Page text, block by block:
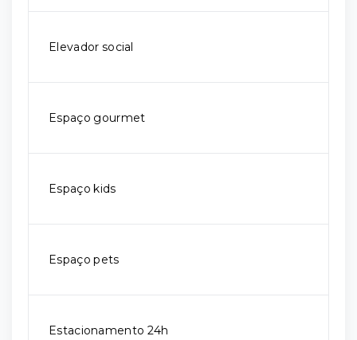
Elevador social
Espaço gourmet
Espaço kids
Espaço pets
Estacionamento 24h